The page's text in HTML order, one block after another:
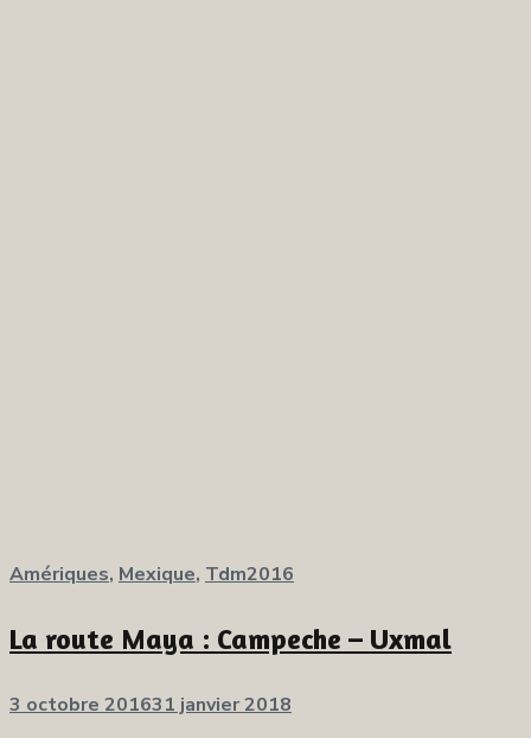
Amériques, Mexique, Tdm2016
La route Maya : Campeche – Uxmal
Publié
3 octobre 201631 janvier 2018